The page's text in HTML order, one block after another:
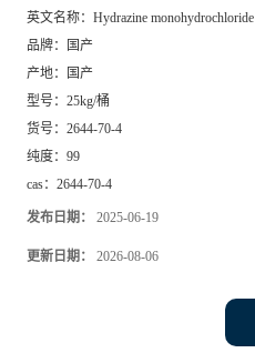
英文名称： Hydrazine monohydrochloride
品牌：
国产
产地：
国产
型号： 25kg/桶
货号： 2644-70-4
纯度： 99
cas： 2644-70-4
发布日期： 2025-06-19
更新日期： 2026-08-06